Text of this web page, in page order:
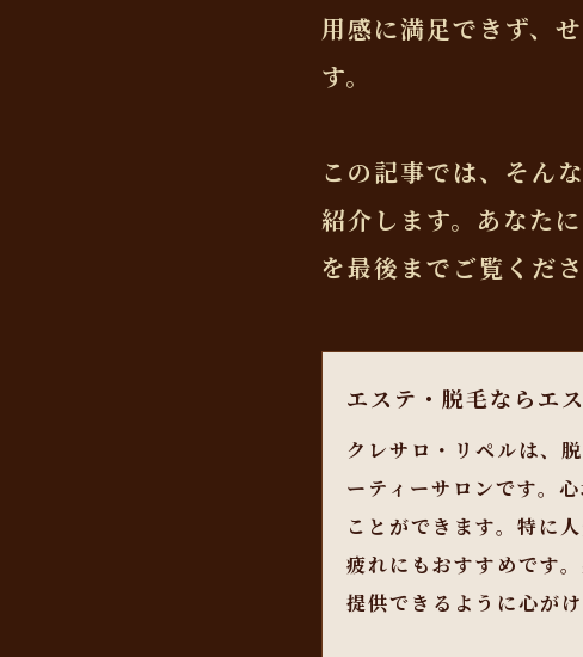
用感に満足できず、
す。
この記事では、そん
紹介します。あなた
を最後までご覧くださ
エステ・脱毛ならエ
クレサロ・リペルは、
ーティーサロンです。
ことができます。特に
疲れにもおすすめです
提供できるように心がけ